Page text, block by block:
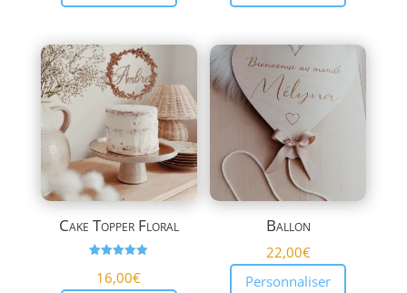
Cake Topper Floral
5.00
sur 5
16,00€
Ballon
22,00€
Personnaliser